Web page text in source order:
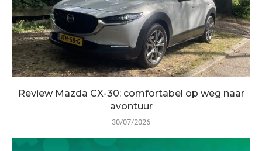
Review Mazda CX-30: comfortabel op weg naar
avontuur
30/07/2026